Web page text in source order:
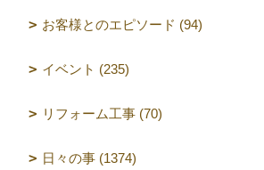
お客様とのエピソード (94)
イベント (235)
リフォーム工事 (70)
日々の事 (1374)